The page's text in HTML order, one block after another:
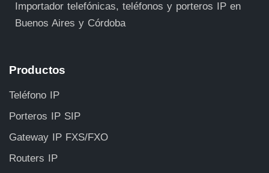
Importador telefónicas, teléfonos y porteros IP en
Buenos Aires y Córdoba
Productos
Teléfono IP
Porteros IP SIP
Gateway IP FXS/FXO
Routers IP